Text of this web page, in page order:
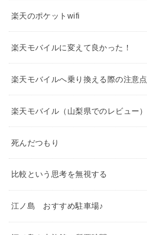
楽天のポケットwifi
楽天モバイルに変えて良かった！
楽天モバイルへ乗り換える際の注意点
楽天モバイル（山梨県でのレビュー）
死んだつもり
比較という思考を無視する
江ノ島 おすすめ駐車場♪